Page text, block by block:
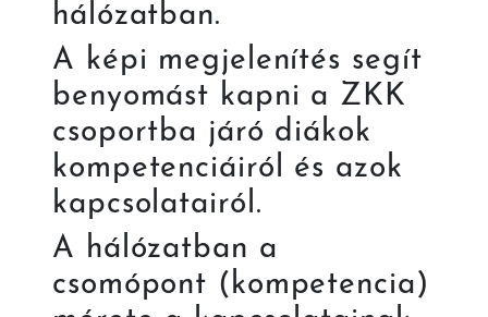
hálózatban.
A képi megjelenítés segít
benyomást kapni a ZKK
csoportba járó diákok
kompetenciáiról és azok
kapcsolatairól.
A hálózatban a
csomópont (kompetencia)